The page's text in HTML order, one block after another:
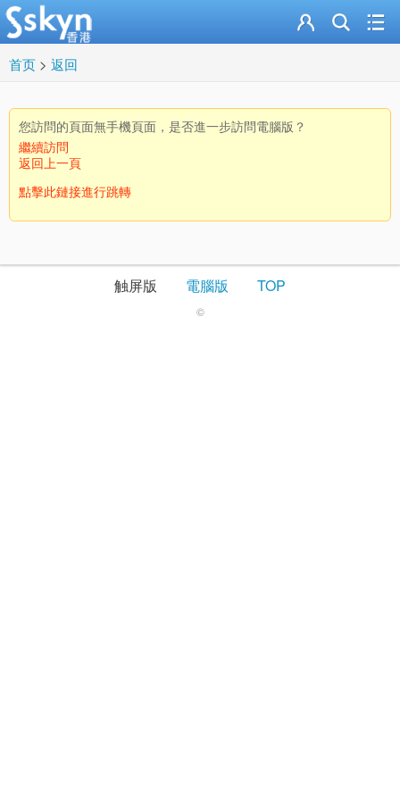
首页 > 返回
您訪問的頁面無手機頁面，是否進一步訪問電腦版？
繼續訪問
返回上一頁
點擊此鏈接進行跳轉
触屏版 電腦版 TOP
©